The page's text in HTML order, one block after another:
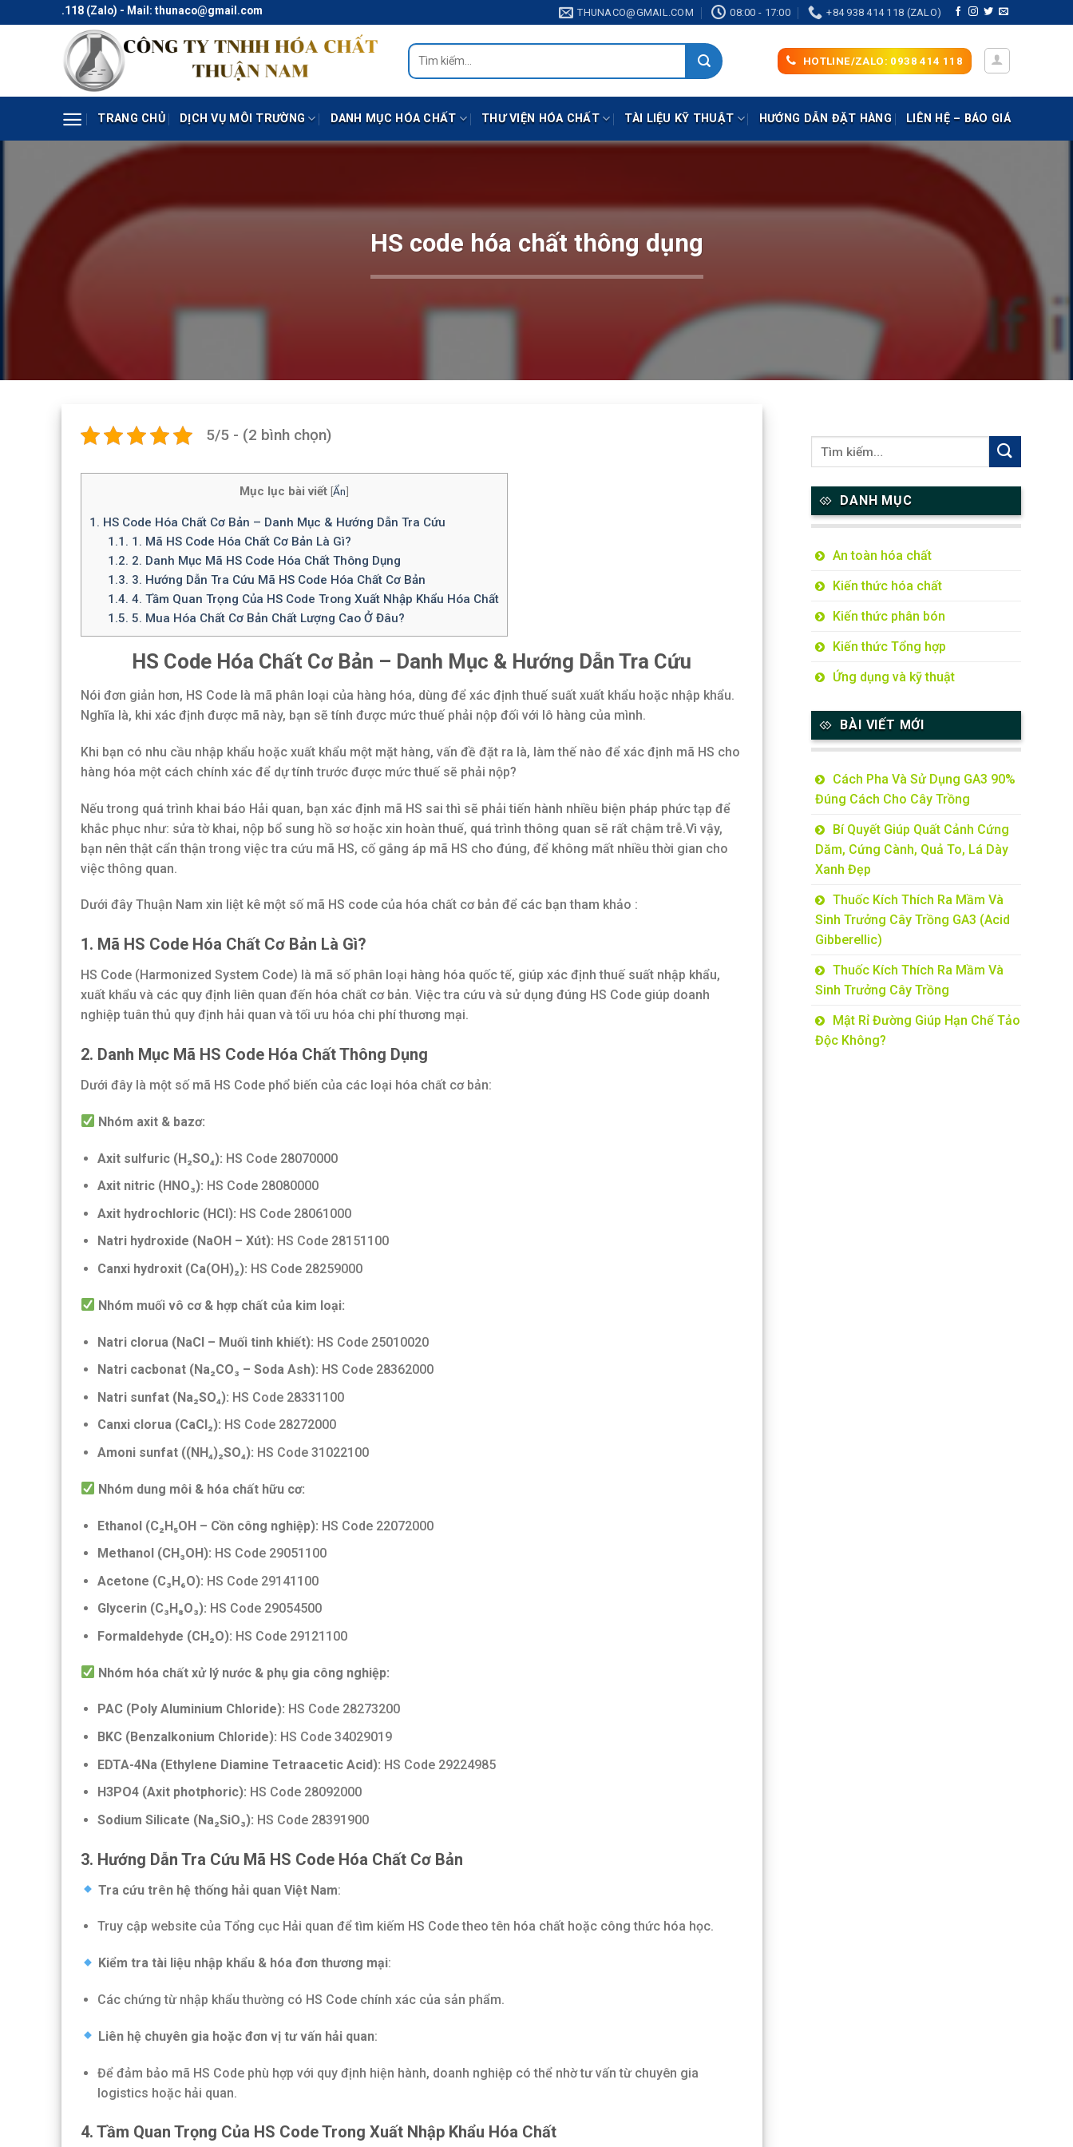
to
(Zalo) - Mail: thunaco@gmail.com THUNACO@GMAIL.COM 08:00 - 17:00 +84 938 414 118 (ZALO)
Tìm
kiếm:
HOTLINE/ZALO: 0938 414 118
TRANG CHỦ DỊCH VỤ MÔI TRƯỜNG DANH MỤC HÓA CHẤT THƯ VIỆN HÓA CHẤT TÀI LIỆU KỸ THUẬT HƯỚNG DẪN ĐẶT HÀNG LIÊN HỆ – BÁO GIÁ
HS code hóa chất thông dụng
5/5 - (2 bình chọn)
Mục lục bài viết [Ẩn]
1. HS Code Hóa Chất Cơ Bản – Danh Mục & Hướng Dẫn Tra Cứu
1.1. 1. Mã HS Code Hóa Chất Cơ Bản Là Gì?
1.2. 2. Danh Mục Mã HS Code Hóa Chất Thông Dụng
1.3. 3. Hướng Dẫn Tra Cứu Mã HS Code Hóa Chất Cơ Bản
1.4. 4. Tầm Quan Trọng Của HS Code Trong Xuất Nhập Khẩu Hóa Chất
1.5. 5. Mua Hóa Chất Cơ Bản Chất Lượng Cao Ở Đâu?
HS Code Hóa Chất Cơ Bản – Danh Mục & Hướng Dẫn Tra Cứu
Nói đơn giản hơn, HS Code là mã phân loại của hàng hóa, dùng để xác định thuế suất xuất khẩu hoặc nhập khẩu.
Nghĩa là, khi xác định được mã này, bạn sẽ tính được mức thuế phải nộp đối với lô hàng của mình.
Khi bạn có nhu cầu nhập khẩu hoặc xuất khẩu một mặt hàng, vấn đề đặt ra là, làm thế nào để xác định mã HS cho
hàng hóa một cách chính xác để dự tính trước được mức thuế sẽ phải nộp?
Nếu trong quá trình khai báo Hải quan, bạn xác định mã HS sai thì sẽ phải tiến hành nhiều biện pháp phức tạp để
khắc phục như: sửa tờ khai, nộp bổ sung hồ sơ hoặc xin hoàn thuế, quá trình thông quan sẽ rất chậm trễ.Vì vậy,
bạn nên thật cẩn thận trong việc tra cứu mã HS, cố gắng áp mã HS cho đúng, để không mất nhiều thời gian cho
việc thông quan.
Dưới đây Thuận Nam xin liệt kê một số mã HS code của hóa chất cơ bản để các bạn tham khảo :
1. Mã HS Code Hóa Chất Cơ Bản Là Gì?
HS Code (Harmonized System Code) là mã số phân loại hàng hóa quốc tế, giúp xác định thuế suất nhập khẩu,
xuất khẩu và các quy định liên quan đến hóa chất cơ bản. Việc tra cứu và sử dụng đúng HS Code giúp doanh
nghiệp tuân thủ quy định hải quan và tối ưu hóa chi phí thương mại.
2. Danh Mục Mã HS Code Hóa Chất Thông Dụng
Dưới đây là một số mã HS Code phổ biến của các loại hóa chất cơ bản:
Nhóm axit & bazơ:
Axit sulfuric (H₂SO₄): HS Code 28070000
Axit nitric (HNO₃): HS Code 28080000
Axit hydrochloric (HCl): HS Code 28061000
Natri hydroxide (NaOH – Xút): HS Code 28151100
Canxi hydroxit (Ca(OH)₂): HS Code 28259000
Nhóm muối vô cơ & hợp chất của kim loại:
Natri clorua (NaCl – Muối tinh khiết): HS Code 25010020
Natri cacbonat (Na₂CO₃ – Soda Ash): HS Code 28362000
Natri sunfat (Na₂SO₄): HS Code 28331100
Canxi clorua (CaCl₂): HS Code 28272000
Amoni sunfat ((NH₄)₂SO₄): HS Code 31022100
Nhóm dung môi & hóa chất hữu cơ:
Ethanol (C₂H₅OH – Cồn công nghiệp): HS Code 22072000
Methanol (CH₃OH): HS Code 29051100
Acetone (C₃H₆O): HS Code 29141100
Glycerin (C₃H₈O₃): HS Code 29054500
Formaldehyde (CH₂O): HS Code 29121100
Nhóm hóa chất xử lý nước & phụ gia công nghiệp:
PAC (Poly Aluminium Chloride): HS Code 28273200
BKC (Benzalkonium Chloride): HS Code 34029019
EDTA-4Na (Ethylene Diamine Tetraacetic Acid): HS Code 29224985
H3PO4 (Axit photphoric): HS Code 28092000
Sodium Silicate (Na₂SiO₃): HS Code 28391900
3. Hướng Dẫn Tra Cứu Mã HS Code Hóa Chất Cơ Bản
Tra cứu trên hệ thống hải quan Việt Nam:
Truy cập website của Tổng cục Hải quan để tìm kiếm HS Code theo tên hóa chất hoặc công thức hóa học.
Kiểm tra tài liệu nhập khẩu & hóa đơn thương mại:
Các chứng từ nhập khẩu thường có HS Code chính xác của sản phẩm.
Liên hệ chuyên gia hoặc đơn vị tư vấn hải quan:
Để đảm bảo mã HS Code phù hợp với quy định hiện hành, doanh nghiệp có thể nhờ tư vấn từ chuyên gia
logistics hoặc hải quan.
4. Tầm Quan Trọng Của HS Code Trong Xuất Nhập Khẩu Hóa Chất
DANH MỤC
An toàn hóa chất
Kiến thức hóa chất
Kiến thức phân bón
Kiến thức Tổng hợp
Ứng dụng và kỹ thuật
BÀI VIẾT MỚI
Cách Pha Và Sử Dụng GA3 90%
Đúng Cách Cho Cây Trồng
Bí Quyết Giúp Quất Cảnh Cứng
Dăm, Cứng Cành, Quả To, Lá Dày
Xanh Đẹp
Thuốc Kích Thích Ra Mầm Và
Sinh Trưởng Cây Trồng GA3 (Acid
Gibberellic)
Thuốc Kích Thích Ra Mầm Và
Sinh Trưởng Cây Trồng
Mật Rỉ Đường Giúp Hạn Chế Tảo
Độc Không?